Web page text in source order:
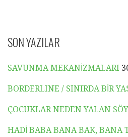
SON YAZILAR
SAVUNMA MEKANİZMALARI
BORDERLINE / SINIRDA BİR
ÇOCUKLAR NEDEN YALAN
HADİ BABA BANA BAK, BANA